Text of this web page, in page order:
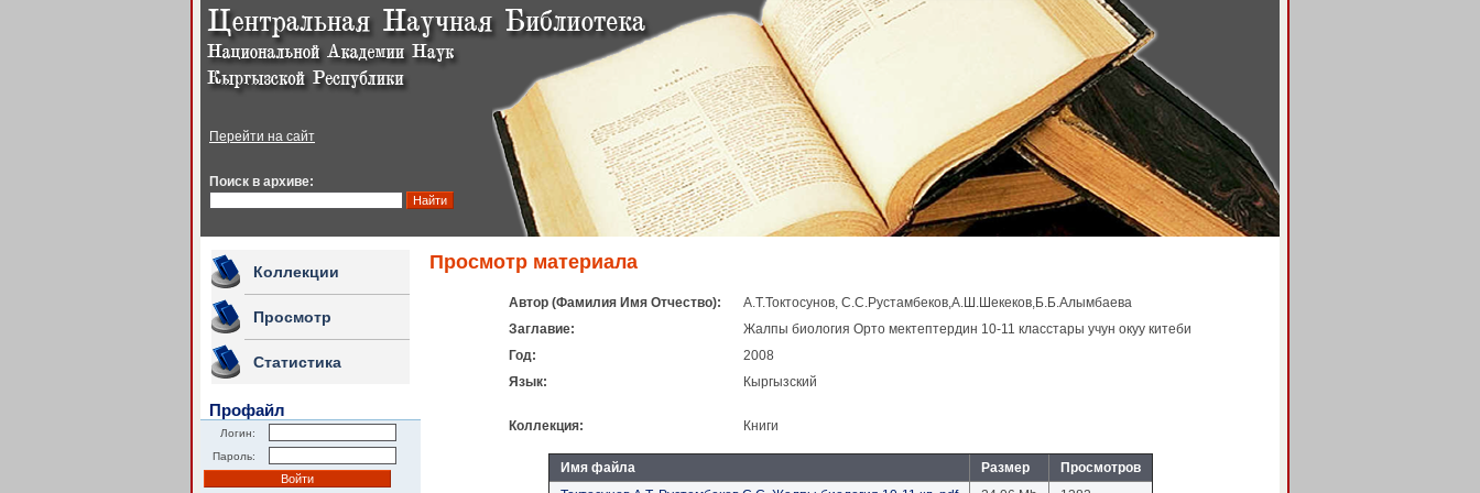
Перейти на сайт
Поиск в архиве:
Коллекции
Просмотр
Статистика
Профайл
Логин:
Пароль:
Просмотр материала
Автор (Фамилия Имя Отчество):
А.Т.Токтосунов, С.С.Рустамбеков,А.Ш.Шекеков,Б.Б.Алымбаева
Заглавие:
Жалпы биология Орто мектептердин 10-11 класстары учун окуу китеби
Год:
2008
Язык:
Кыргызский
Коллекция: Книги
Имя файла Размер
Просмотров